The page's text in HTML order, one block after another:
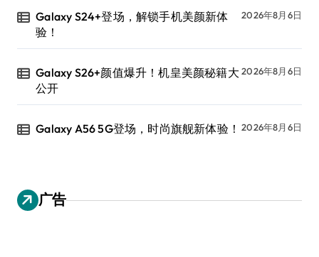
Galaxy S24+登场，解锁手机美颜新体
验！
2026年8月6日
Galaxy S26+颜值爆升！机皇美颜秘籍大
公开
2026年8月6日
Galaxy A56 5G登场，时尚旗舰新体验！ 2026年8月6日
广告